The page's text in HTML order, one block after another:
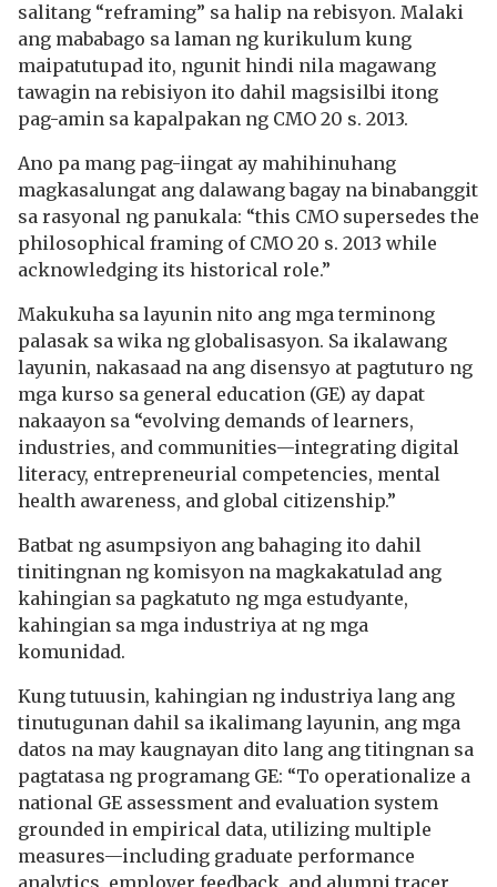
salitang “reframing” sa halip na rebisyon. Malaki
ang mababago sa laman ng kurikulum kung
maipatutupad ito, ngunit hindi nila magawang
tawagin na rebisiyon ito dahil magsisilbi itong
pag-amin sa kapalpakan ng CMO 20 s. 2013.
Ano pa mang pag-iingat ay mahihinuhang
magkasalungat ang dalawang bagay na binabanggit
sa rasyonal ng panukala: “this CMO supersedes the
philosophical framing of CMO 20 s. 2013 while
acknowledging its historical role.”
Makukuha sa layunin nito ang mga terminong
palasak sa wika ng globalisasyon. Sa ikalawang
layunin, nakasaad na ang disensyo at pagtuturo ng
mga kurso sa general education (GE) ay dapat
nakaayon sa “evolving demands of learners,
industries, and communities—integrating digital
literacy, entrepreneurial competencies, mental
health awareness, and global citizenship.”
Batbat ng asumpsiyon ang bahaging ito dahil
tinitingnan ng komisyon na magkakatulad ang
kahingian sa pagkatuto ng mga estudyante,
kahingian sa mga industriya at ng mga
komunidad.
Kung tutuusin, kahingian ng industriya lang ang
tinutugunan dahil sa ikalimang layunin, ang mga
datos na may kaugnayan dito lang ang titingnan sa
pagtatasa ng programang GE: “To operationalize a
national GE assessment and evaluation system
grounded in empirical data, utilizing multiple
measures—including graduate performance
analytics, employer feedback, and alumni tracer